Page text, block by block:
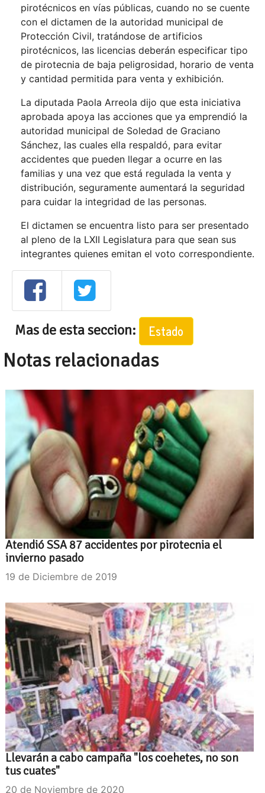
pirotécnicos en vías públicas, cuando no se cuente
con el dictamen de la autoridad municipal de
Protección Civil, tratándose de artificios
pirotécnicos, las licencias deberán especificar tipo
de pirotecnia de baja peligrosidad, horario de venta
y cantidad permitida para venta y exhibición.
La diputada Paola Arreola dijo que esta iniciativa
aprobada apoya las acciones que ya emprendió la
autoridad municipal de Soledad de Graciano
Sánchez, las cuales ella respaldó, para evitar
accidentes que pueden llegar a ocurre en las
familias y una vez que está regulada la venta y
distribución, seguramente aumentará la seguridad
para cuidar la integridad de las personas.
El dictamen se encuentra listo para ser presentado
al pleno de la LXII Legislatura para que sean sus
integrantes quienes emitan el voto correspondiente.
Mas de esta seccion: Estado
Notas relacionadas
Atendió SSA 87 accidentes por pirotecnia el
invierno pasado
19 de Diciembre de 2019
Llevarán a cabo campaña "los coehetes, no son
tus cuates"
20 de Noviembre de 2020